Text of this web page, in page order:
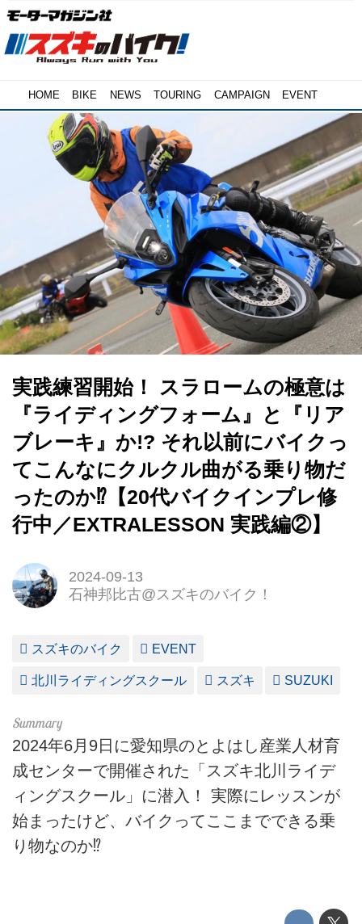
HOME BIKE NEWS TOURING CAMPAIGN EVENT
実践練習開始！ スラロームの極意は
『ライディングフォーム』と『リア
ブレーキ』か!? それ以前にバイクっ
てこんなにクルクル曲がる乗り物だ
ったのか⁉【20代バイクインプレ修
行中／EXTRALESSON 実践編②】
2024-09-13
石神邦比古@スズキのバイク！
スズキのバイク EVENT
北川ライディングスクール スズキ SUZUKI
2024年6月9日に愛知県のとよはし産業人材育
成センターで開催された「スズキ北川ライデ
ィングスクール」に潜入！ 実際にレッスンが
始まったけど、バイクってここまでできる乗
り物なのか⁉